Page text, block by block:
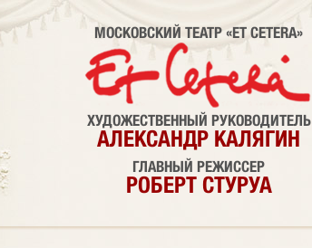
МОСКОВСКИЙ ТЕАТР «ET CETERA»
ХУДОЖЕСТВЕННЫЙ РУКОВОДИТЕЛЬ
АЛЕКСАНДР КАЛЯГИН
ГЛАВНЫЙ РЕЖИССЕР
РОБЕРТ СТУРУА